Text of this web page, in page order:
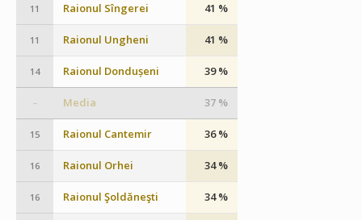
11 Raionul Sîngerei 41 %
11 Raionul Ungheni 41 %
14 Raionul Dondușeni 39 %
– Media 37 %
15 Raionul Cantemir 36 %
16 Raionul Orhei 34 %
16 Raionul Şoldăneşti 34 %